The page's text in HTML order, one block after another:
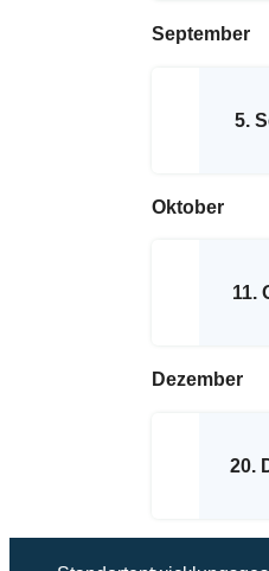
September
5.
Oktober
11.
Dezember
20.